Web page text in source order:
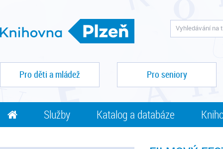
Pro děti a mládež Pro seniory
Služby Katalog a databáze